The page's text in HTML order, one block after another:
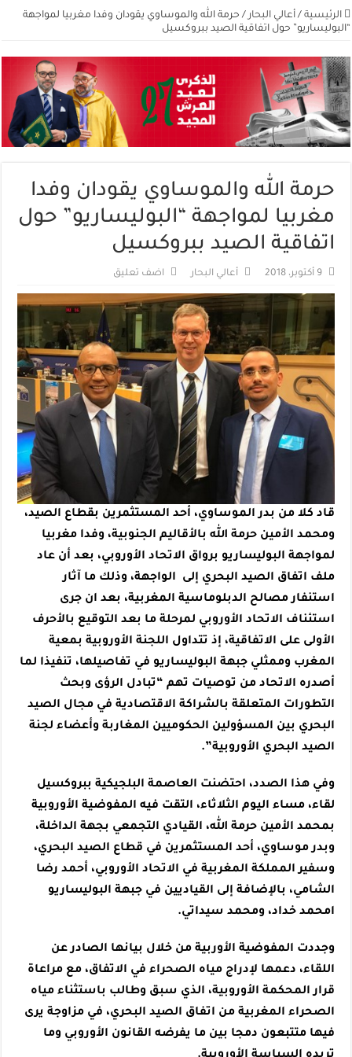
الرئيسية / أعالي البحار / حرمة الله والموساوي يقودان وفدا مغربيا لمواجهة
“البوليساريو” حول اتفاقية الصيد ببروكسيل
حرمة الله والموساوي يقودان وفدا
مغربيا لمواجهة “البوليساريو” حول
اتفاقية الصيد ببروكسيل
9 أكتوبر، 2018 أعالي البحار اضف تعليق
قاد كلا من بدر الموساوي، أحد المستثمرين بقطاع الصيد،
ومحمد الأمين حرمة الله بالأقاليم الجنوبية، وفدا مغربيا
لمواجهة البوليساريو برواق الاتحاد الأوروبي، بعد أن عاد
ملف اتفاق الصيد البحري إلى الواجهة، وذلك ما آثار
استنفار مصالح الدبلوماسية المغربية، بعد ان جرى
استئناف الاتحاد الأوروبي لمرحلة ما بعد التوقيع بالأحرف
الأولى على الاتفاقية، إذ تتداول اللجنة الأوروبية بمعية
المغرب وممثلي جبهة البوليساريو في تفاصيلها، تنفيذا لما
أصدره الاتحاد من توصيات تهم “تبادل الرؤى وبحث
التطورات المتعلقة بالشراكة الاقتصادية في مجال الصيد
البحري بين المسؤولين الحكوميين المغاربة وأعضاء لجنة
الصيد البحري الأوروبية”.
وفي هذا الصدد، احتضنت العاصمة البلجيكية ببروكسيل
لقاء، مساء اليوم الثلاثاء، التقت فيه المفوضية الأوروبية
بمحمد الأمين حرمة الله، القيادي التجمعي بجهة الداخلة،
وبدر موساوي، أحد المستثمرين في قطاع الصيد البحري،
وسفير المملكة المغربية في الاتحاد الأوروبي، أحمد رضا
الشامي، بالإضافة إلى القياديين في جبهة البوليساريو
امحمد خداد، ومحمد سيداتي.
وجددت المفوضية الأوربية من خلال بيانها الصادر عن
اللقاء، دعمها لإدراج مياه الصحراء في الاتفاق، مع مراعاة
قرار المحكمة الأوروبية، الذي سبق وطالب باستثناء مياه
الصحراء المغربية من اتفاق الصيد البحري، في مزاوجة يرى
فيها متتبعون دمجا بين ما يفرضه القانون الأوروبي وما